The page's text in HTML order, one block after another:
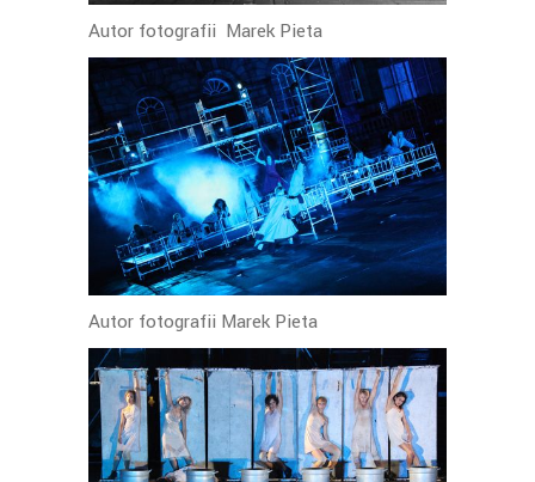
Autor fotografii Marek Pieta
Autor fotografii Marek Pieta